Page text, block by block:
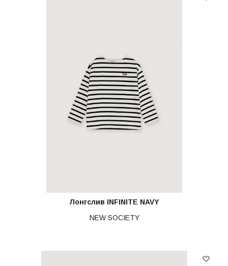
Лонгслив INFINITE NAVY
NEW SOCIETY